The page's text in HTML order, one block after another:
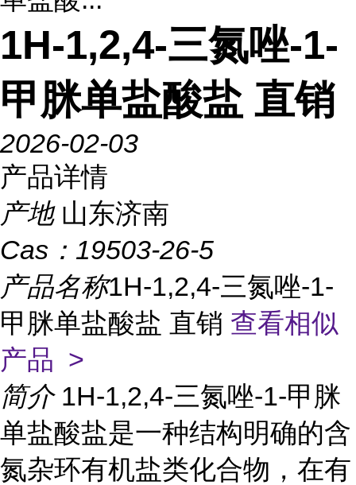
1H-1,2,4-三氮唑-1-
甲脒单盐酸盐 直销
2026-02-03
产品详情
产地 山东济南
Cas： 19503-26-5
产品名称1H-1,2,4-三氮唑-1-
甲脒单盐酸盐 直销 查看相似
产品 >
简介 1H-1,2,4-三氮唑-1-甲脒
单盐酸盐是一种结构明确的含
氮杂环有机盐类化合物，在有